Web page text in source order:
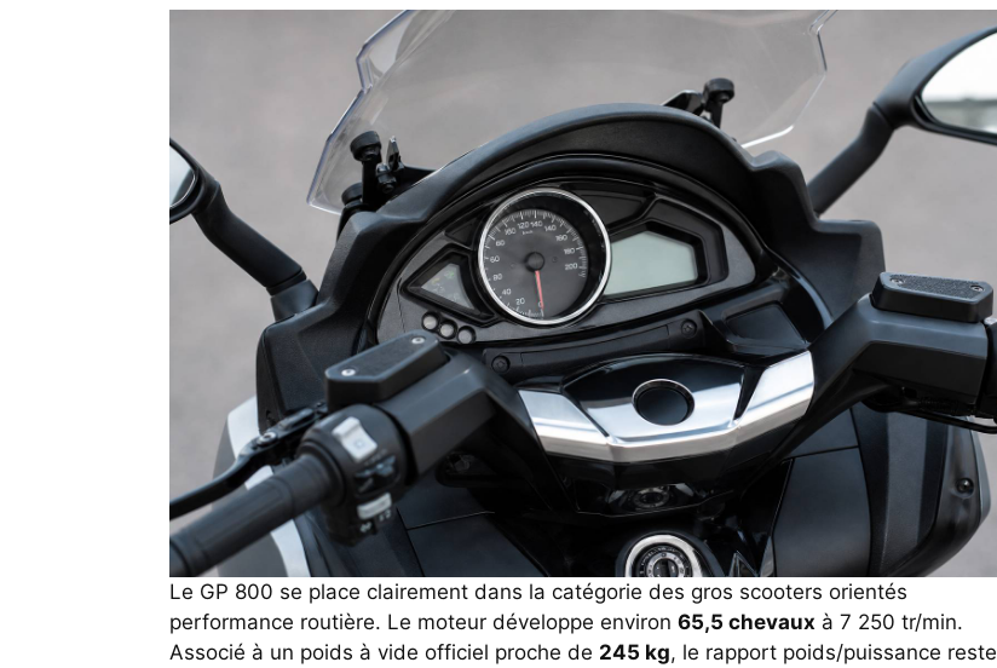
Le GP 800 se place clairement dans la catégorie des gros scooters orientés
performance routière. Le moteur développe environ 65,5 chevaux à 7 250 tr/min.
Associé à un poids à vide officiel proche de 245 kg, le rapport poids/puissance reste